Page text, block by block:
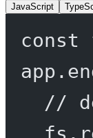
JavaScript
const
app.
//
fs.